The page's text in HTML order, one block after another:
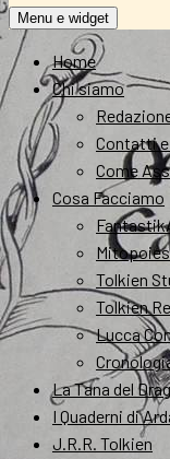
Menu e widget
Home
Chi siamo
Contatti
Come
Cosa Facciamo
Tolkien
Tolkien
Lucca
La Tana del
I Quaderni di
J.R.R. Tolkien